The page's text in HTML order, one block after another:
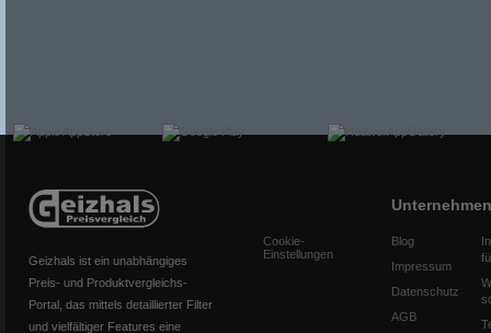
Geizhals ist ein unabhängiges
Preis- und Produktvergleichs-
Portal, das mittels detaillierter Filter
und vielfältiger Features eine
Cookie-
Einstellungen
Unternehmen
Blog
Impressum
Datenschutz
AGB